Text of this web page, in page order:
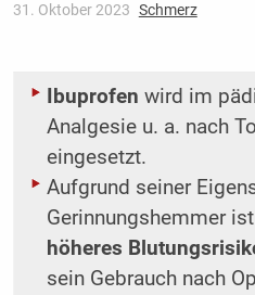
31. Oktober 2023 Schmerz
Ibuprofen wird im
Analgesie u. a. nach
eingesetzt.
Aufgrund seiner
Gerinnungshemmer
höheres
sein Gebrauch nach